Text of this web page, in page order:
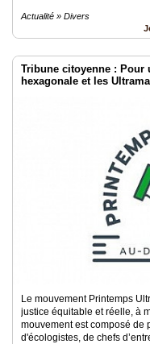
Actualité » Divers
Tribune citoyenne : Pour
hexagonale et les
Le mouvement Printemps
justice équitable et réelle, à
mouvement est composé de
d'écologistes, de chefs